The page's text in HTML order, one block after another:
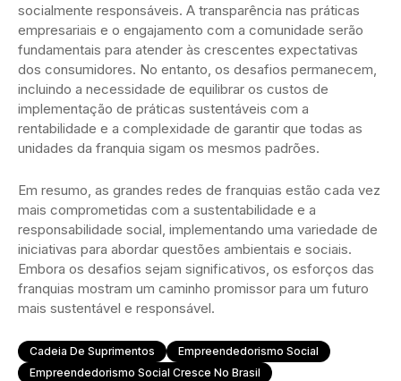
socialmente responsáveis. A transparência nas práticas
empresariais e o engajamento com a comunidade serão
fundamentais para atender às crescentes expectativas
dos consumidores. No entanto, os desafios permanecem,
incluindo a necessidade de equilibrar os custos de
implementação de práticas sustentáveis com a
rentabilidade e a complexidade de garantir que todas as
unidades da franquia sigam os mesmos padrões.
Em resumo, as grandes redes de franquias estão cada vez
mais comprometidas com a sustentabilidade e a
responsabilidade social, implementando uma variedade de
iniciativas para abordar questões ambientais e sociais.
Embora os desafios sejam significativos, os esforços das
franquias mostram um caminho promissor para um futuro
mais sustentável e responsável.
Cadeia De Suprimentos
Empreendedorismo Social
Empreendedorismo Social Cresce No Brasil